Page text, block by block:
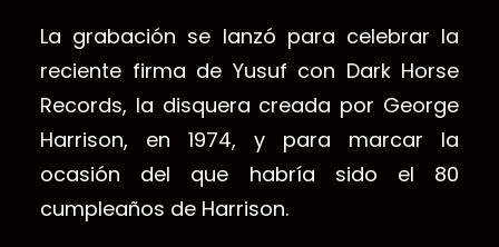
La grabación se lanzó para celebrar la
reciente firma de Yusuf con Dark Horse
Records, la disquera creada por George
Harrison, en 1974, y para marcar la
ocasión del que habría sido el 80
cumpleaños de Harrison.